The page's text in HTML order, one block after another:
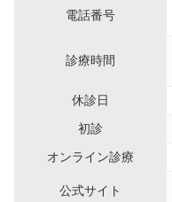
電話番号
診療時間
休診日
初診
オンライン診療
公式サイト